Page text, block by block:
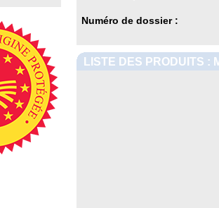
Numéro de dossier :
LISTE DES PRODUITS :